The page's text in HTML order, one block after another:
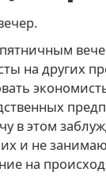
на других
в этом
и не
на